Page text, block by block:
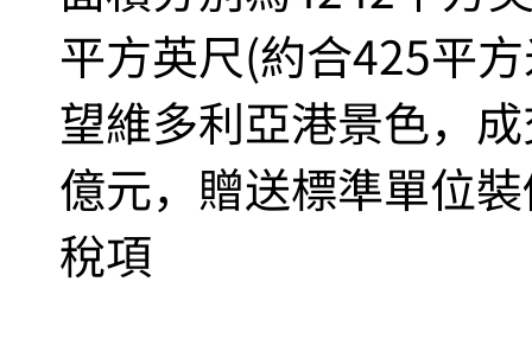
平方英尺(約合425平
望維多利亞港景色，
億元，贈送標準單位
稅項